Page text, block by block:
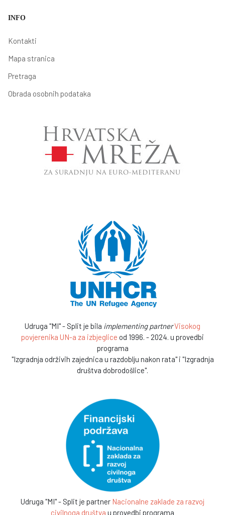
INFO
Kontakti
Mapa stranica
Pretraga
Obrada osobnih podataka
Udruga "MI" - Split je bila implementing partnerVisokog
povjerenika UN-a za izbjeglice od 1996. - 2024. u provedbi
programa
"Izgradnja održivih zajednica u razdoblju nakon rata" i "Izgradnja
društva dobrodošlice".
Udruga "MI" - Split je partner Nacionalne zaklade za razvoj
civilnoga društva u provedbi programa